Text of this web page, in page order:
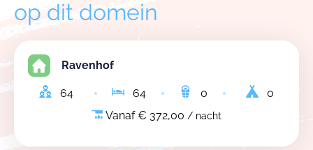
op dit domein
Ravenhof
64 64 0
0
Vanaf € 372,00 / nacht